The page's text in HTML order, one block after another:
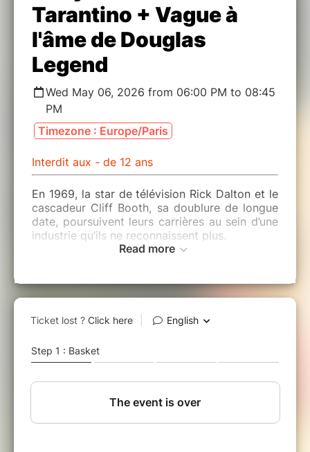
Tarantino + Vague à
l'âme de Douglas
Legend
Wed May 06, 2026 from 06:00 PM to 08:45
PM
Timezone : Europe/Paris
Interdit aux - de 12 ans
En 1969, la star de télévision Rick Dalton et le
cascadeur Cliff Booth, sa doublure de longue
date, poursuivent leurs carrières au sein d’une
industrie qu’ils ne reconnaissent plus.
Comédie/Drame - 2019 - USA
Diffusion en VOST
Ce film est proposé par l’association Tribu-
Le public pourra assister, en première partie
du film, à la diffusion deVague à l'âme
Douglas Legend.
Read more